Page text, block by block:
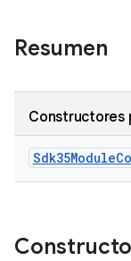
Resumen
Constructores
Sdk35Module